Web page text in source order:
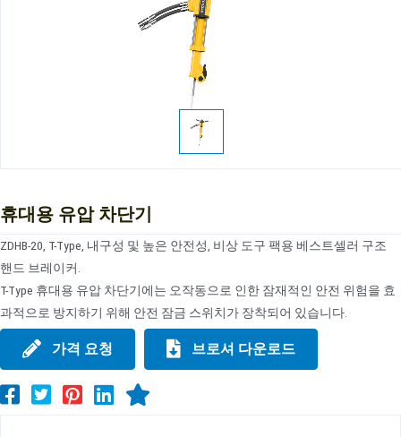
휴대용 유압 차단기
ZDHB-20, T-Type, 내구성 및 높은 안전성, 비상 도구 팩용 베스트셀러 구조
핸드 브레이커.
T-Type 휴대용 유압 차단기에는 오작동으로 인한 잠재적인 안전 위험을 효
과적으로 방지하기 위해 안전 잠금 스위치가 장착되어 있습니다.
가격 요청 브로셔 다운로드